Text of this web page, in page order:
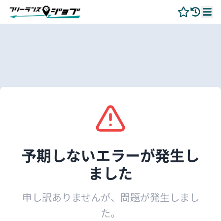
予期しないエラーが発生し
ました
申し訳ありませんが、問題が発生しまし
た。